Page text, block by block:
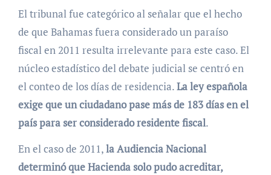
El tribunal fue categórico al señalar que el hecho
de que Bahamas fuera considerado un paraíso
fiscal en 2011 resulta irrelevante para este caso. El
núcleo estadístico del debate judicial se centró en
el conteo de los días de residencia.La ley española
exige que un ciudadano pase más de 183 días en el
país para ser considerado residente fiscal.
En el caso de 2011,la Audiencia Nacional
determinó que Hacienda solo pudo acreditar,